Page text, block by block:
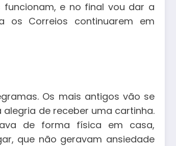
e no final vou dar a
os Correios continuarem em
Os mais antigos vão se
de receber uma cartinha.
de forma física em casa,
que não geravam ansiedade